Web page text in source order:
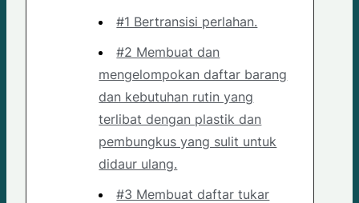
#1 Bertransisi perlahan.
#2 Membuat dan
mengelompokan daftar barang
dan kebutuhan rutin yang
terlibat dengan plastik dan
pembungkus yang sulit untuk
didaur ulang.
#3 Membuat daftar tukar